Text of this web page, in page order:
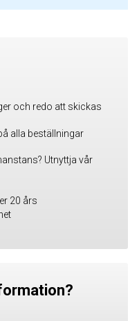
och redo att skickas
alla beställningar
Utnyttja vår
20 års